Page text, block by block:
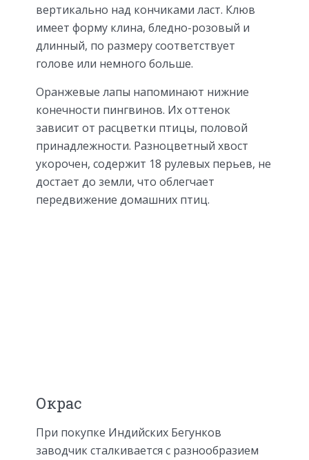
вертикально над кончиками ласт. Клюв
имеет форму клина, бледно-розовый и
длинный, по размеру соответствует
голове или немного больше.
Оранжевые лапы напоминают нижние
конечности пингвинов. Их оттенок
зависит от расцветки птицы, половой
принадлежности. Разноцветный хвост
укорочен, содержит 18 рулевых перьев, не
достает до земли, что облегчает
передвижение домашних птиц.
Окрас
При покупке Индийских Бегунков
заводчик сталкивается с разнообразием